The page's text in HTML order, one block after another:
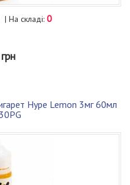
| На складі: 0
Hype Lemon 3мг 60мл